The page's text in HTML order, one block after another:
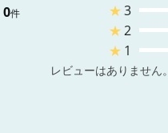
0件
★3
★2
★ 1
レビューはありません。